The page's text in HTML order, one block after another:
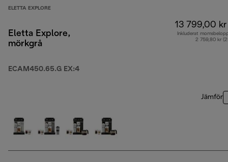
ELETTA EXPLORE
Eletta Explore,
mörkgrå
ECAM450.65.G EX:4
13 799,00 kr
Inkluderat
2 759,80 kr
Jämför